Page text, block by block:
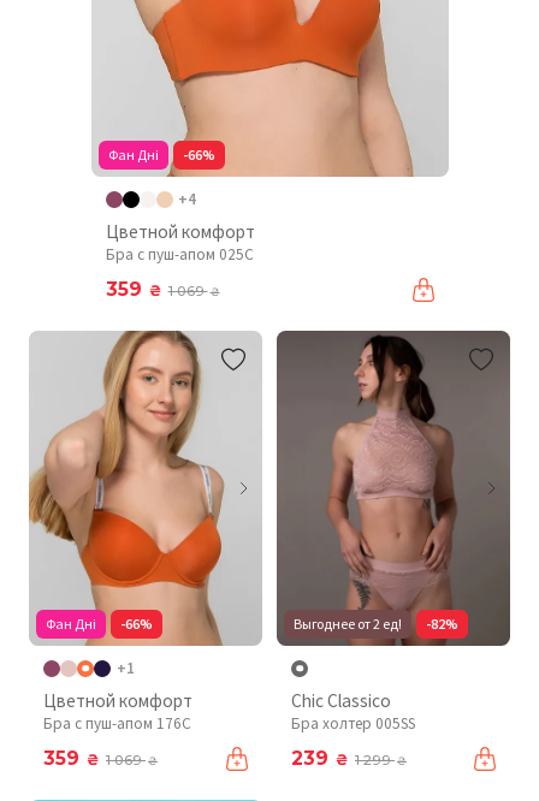
Фан Дні -66%
+4
Цветной комфорт
Бра с пуш-апом 025C
359 ₴ 1 069₴
Фан Дні -66%
+1
Цветной комфорт
Бра с пуш-апом 176C
359 ₴ 1 069₴
Выгоднее от 2 ед! -82%
Chic Classico
Бра холтер 005SS
239 ₴ 1 299₴